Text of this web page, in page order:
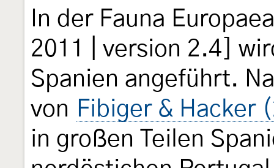
In der Fauna
2011 | version 2.4]
Spanien angeführt.
von Fibiger & Hacker
in großen Teilen